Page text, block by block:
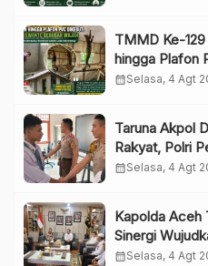
TMMD Ke-
hingga Plafon
Siswanto
calendar_monthSelasa, 4 Agt
Taruna Akpol
Rakyat, Polri
Kepemimpinan
calendar_monthSelasa, 4 Agt
Kapolda Aceh
Sinergi
yang
calendar_monthSelasa, 4 Agt